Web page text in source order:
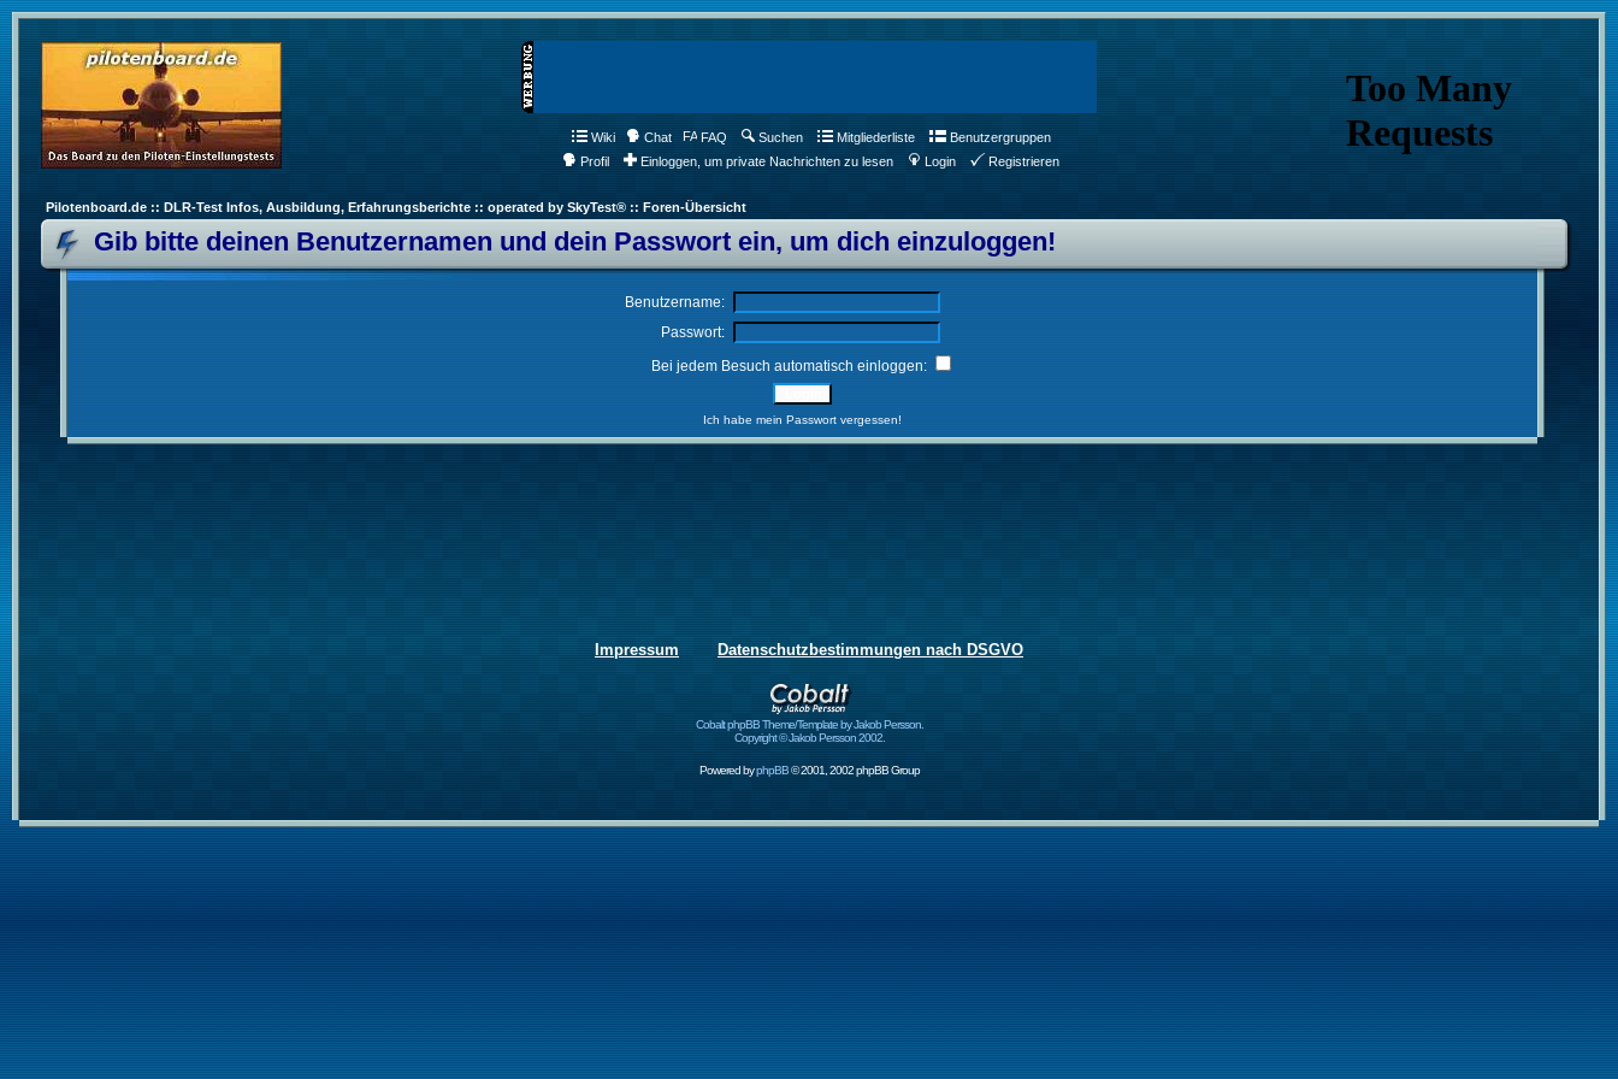
Wiki Chat FAQ Suchen Mitgliederliste
Benutzergruppen
Profil
Einloggen, um private Nachrichten zu lesen Login Registrieren
Pilotenboard.de :: DLR-Test Infos, Ausbildung, Erfahrungsberichte :: operated by SkyTest® :: Foren-Übersicht
Gib bitte deinen Benutzernamen und dein Passwort ein, um dich einzuloggen!
Benutzername:
Passwort:
Bei jedem Besuch automatisch einloggen:
Ich habe mein Passwort vergessen!
Impressum Datenschutzbestimmungen nach DSGVO
Cobalt phpBB Theme/Template by Jakob Persson.
Copyright © Jakob Persson 2002.
Powered byphpBB© 2001, 2002 phpBB Group